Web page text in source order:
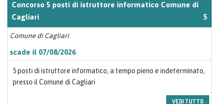
Concorso 5 posti di istruttore informatico Comune di
Cagliari
5
Comune di Cagliari
scade il 07/08/2026
5 posti di istruttore informatico, a tempo pieno e indeterminato,
presso il Comune di Cagliari
VEDI TUTTO